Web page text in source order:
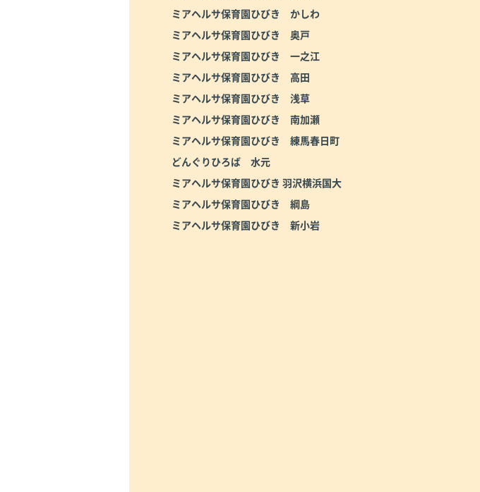
ミアヘルサ保育園ひびき かしわ
ミアヘルサ保育園ひびき 奥戸
ミアヘルサ保育園ひびき 一之江
ミアヘルサ保育園ひびき 高田
ミアヘルサ保育園ひびき 浅草
ミアヘルサ保育園ひびき 南加瀬
ミアヘルサ保育園ひびき 練馬春日町
どんぐりひろば 水元
ミアヘルサ保育園ひびき 羽沢横浜国大
ミアヘルサ保育園ひびき 綱島
ミアヘルサ保育園ひびき 新小岩